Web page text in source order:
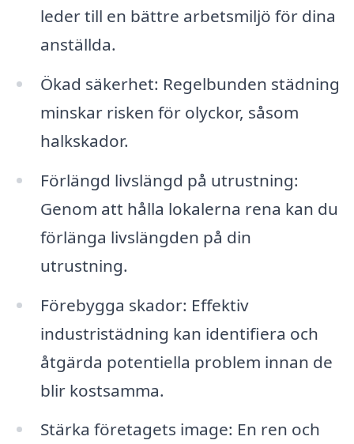
leder till en bättre arbetsmiljö för dina
anställda.
Ökad säkerhet: Regelbunden städning
minskar risken för olyckor, såsom
halkskador.
Förlängd livslängd på utrustning:
Genom att hålla lokalerna rena kan du
förlänga livslängden på din
utrustning.
Förebygga skador: Effektiv
industristädning kan identifiera och
åtgärda potentiella problem innan de
blir kostsamma.
Stärka företagets image: En ren och